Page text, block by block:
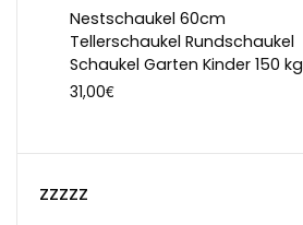
Nestschaukel 60cm
Tellerschaukel Rundschaukel
Schaukel Garten Kinder 150 kg
31,00€
zzzzz